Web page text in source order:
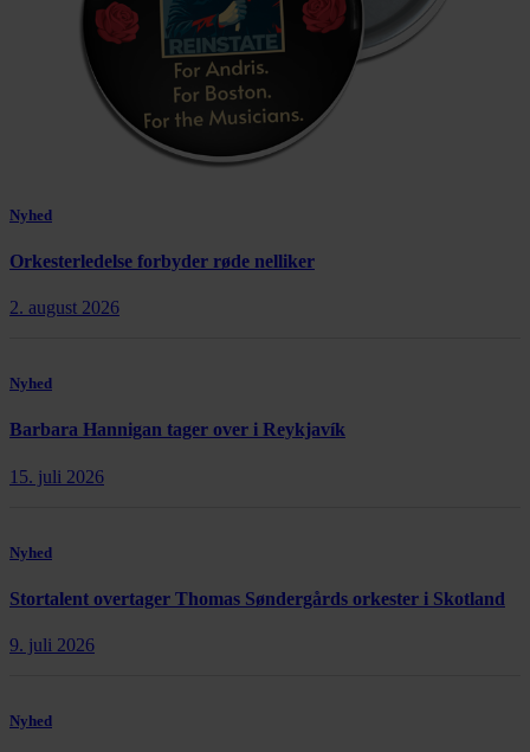
Nyhed
Orkesterledelse forbyder røde nelliker
2. august 2026
Nyhed
Barbara Hannigan tager over i Reykjavík
15. juli 2026
Nyhed
Stortalent overtager Thomas Søndergårds orkester i Skotland
9. juli 2026
Nyhed